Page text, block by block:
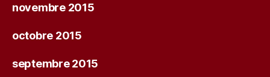
novembre 2015
octobre 2015
septembre 2015